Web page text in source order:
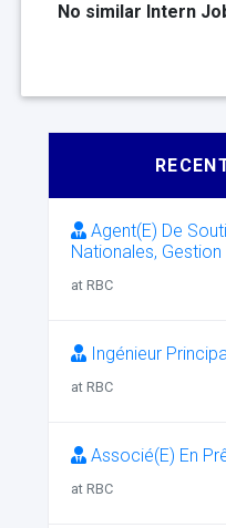
No similar Intern
Agent(E) De
Nationales,
at RBC
Ingénieur
at RBC
Associé(E) En
at RBC